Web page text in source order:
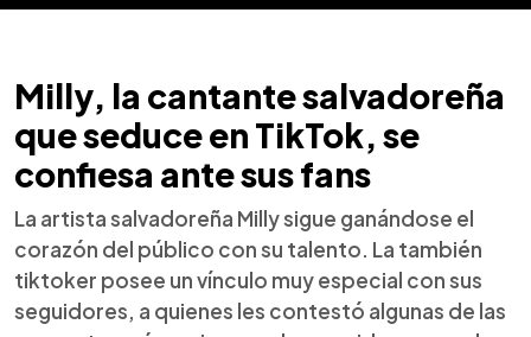
Milly, la cantante salvadoreña
que seduce en TikTok, se
confiesa ante sus fans
La artista salvadoreña Milly sigue ganándose el
corazón del público con su talento. La también
tiktoker posee un vínculo muy especial con sus
seguidores, a quienes les contestó algunas de las